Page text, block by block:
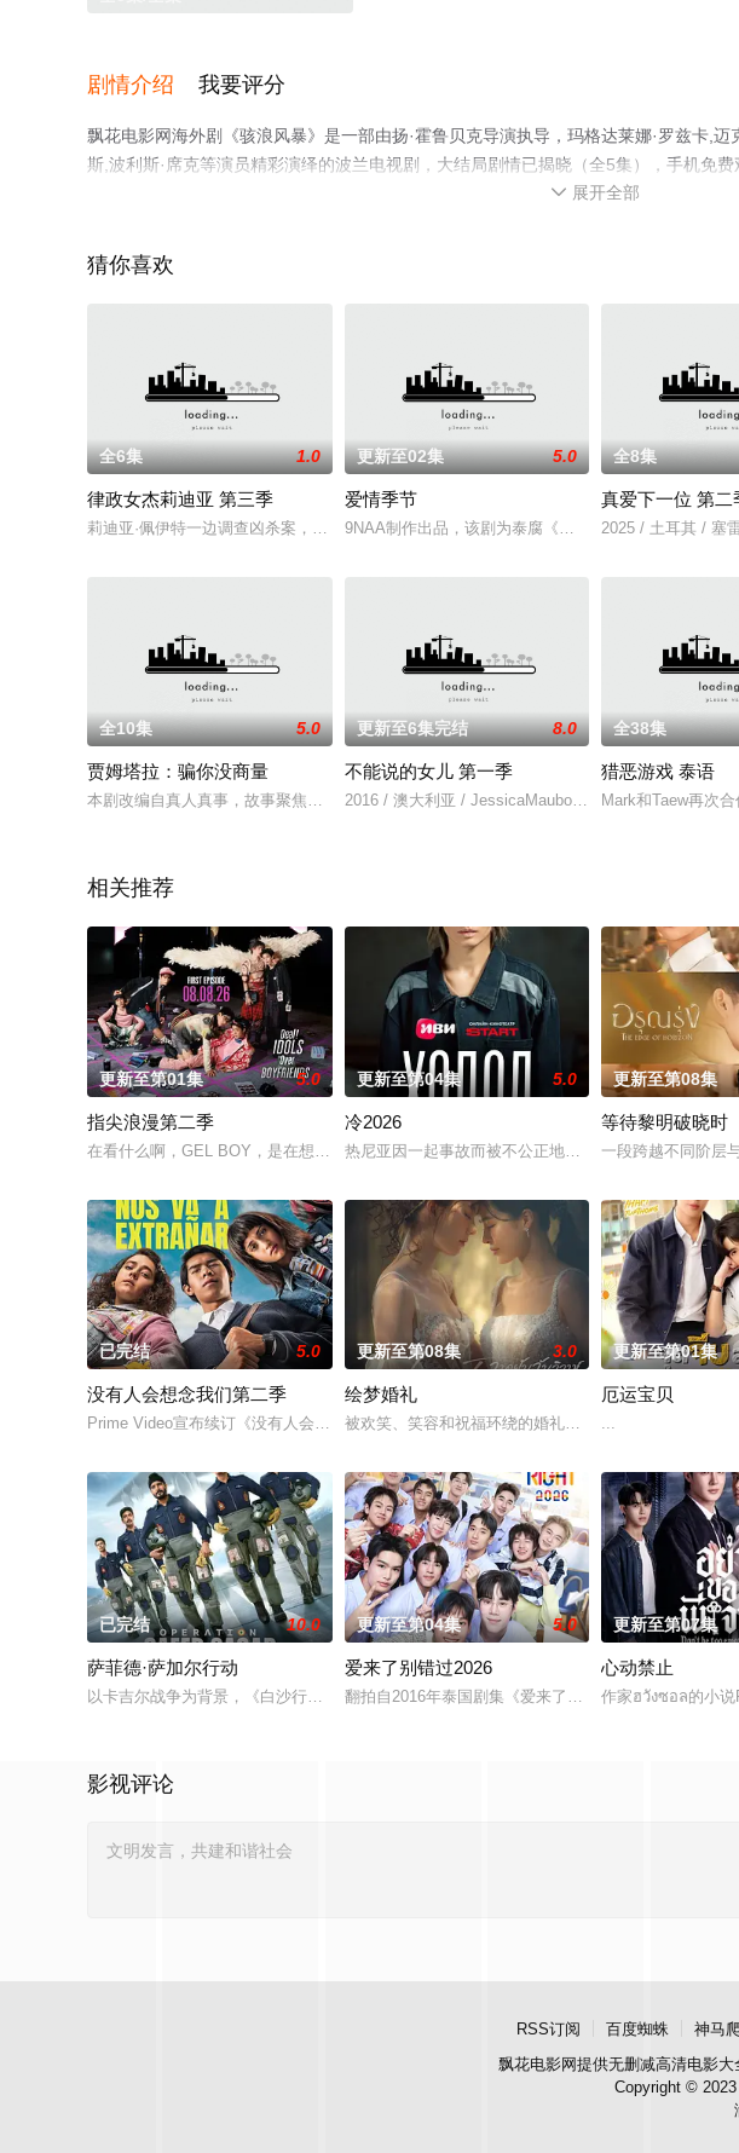
剧情介绍 我要评分
飘花电影网海外剧《骇浪风暴》是一部由扬·霍鲁贝克导演执导，玛格达莱娜·罗兹卡,
斯,波利斯·席克等演员精彩演绎的波兰电视剧，大结局剧情已揭晓（全5集），手机免
院，热播电视剧提前免费观看，更多剧情信息可移步至豆瓣电视剧、电视猫或剧情网等
 展开全部
猜你喜欢
全6集 1.0
律政女杰莉迪亚 第三季
莉迪亚·佩伊特一边调查凶杀案，一边为律师事业努力奋斗。改编自意大利首位女律师的真实
更新至02集 5.0
爱情季节
9NAA制作出品，该剧为泰腐《奇迹在东京》续集，将
全8集
真爱下一位 第二
2025 / 土耳其 / 塞
全10集 5.0
贾姆塔拉：骗你没商量
本剧改编自真人真事，故事聚焦于印度贾坎德邦詹塔拉市层出不穷的网路钓鱼事件。一群当
更新至6集完结 8.0
不能说的女儿 第一季
2016 / 澳大利亚 /
全38集
猎恶游戏 泰语
Mark和Taew再次
相关推荐
更新至第01集 5.0
指尖浪漫第二季
在看什么啊，GEL BOY，是在想念彼此吗？
更新至第04集 5.0
冷2026
热尼亚因一起事故而被不公正地监禁，她的丈夫和6岁的
更新至第08集
等待黎明破晓时
一段跨越不同阶层
已完结 5.0
没有人会想念我们第二季
Prime Video宣布续订《没有人会想念我们》第二季。
更新至第08集 3.0
绘梦婚礼
被欢笑、笑容和祝福环绕的婚礼仅仅是爱情生活的起点
更新至第01集
厄运宝贝
...
已完结 10.0
萨菲德·萨加尔行动
以卡吉尔战争为背景，《白沙行动》讲述了印度空军"金色箭头"第17中队的故事，他们最初的
更新至第04集 5.0
爱来了别错过2026
翻拍自2016年泰国剧集《爱来了别错过》。
更新至第07集
心动禁止
作家ฮวังซอล的小说
影视评论
RSS订阅 百度蜘蛛 神马
飘花电影网提供无删减高清电影
Copyright ©